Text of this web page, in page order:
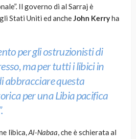
Il governo di al Sarraj è
Stati Uniti ed ancheJohn Kerryha
per gli ostruzionisti di
ma per tutti i libici in
abbracciare questa
per una Libia pacifica
libica,Al-Nabaa, che è schierata al